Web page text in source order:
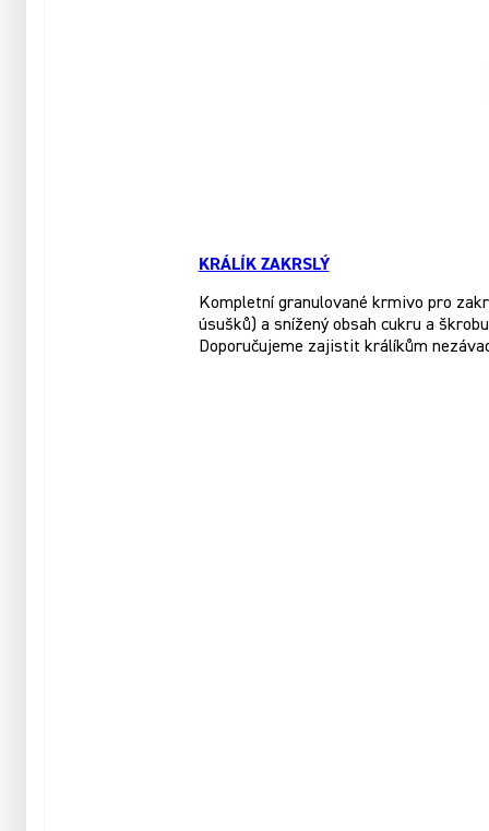
KRÁLÍK ZAKRSLÝ
Kompletní granulované krmivo pro
úsušků) a snížený obsah cukru a
Doporučujeme zajistit králíkům